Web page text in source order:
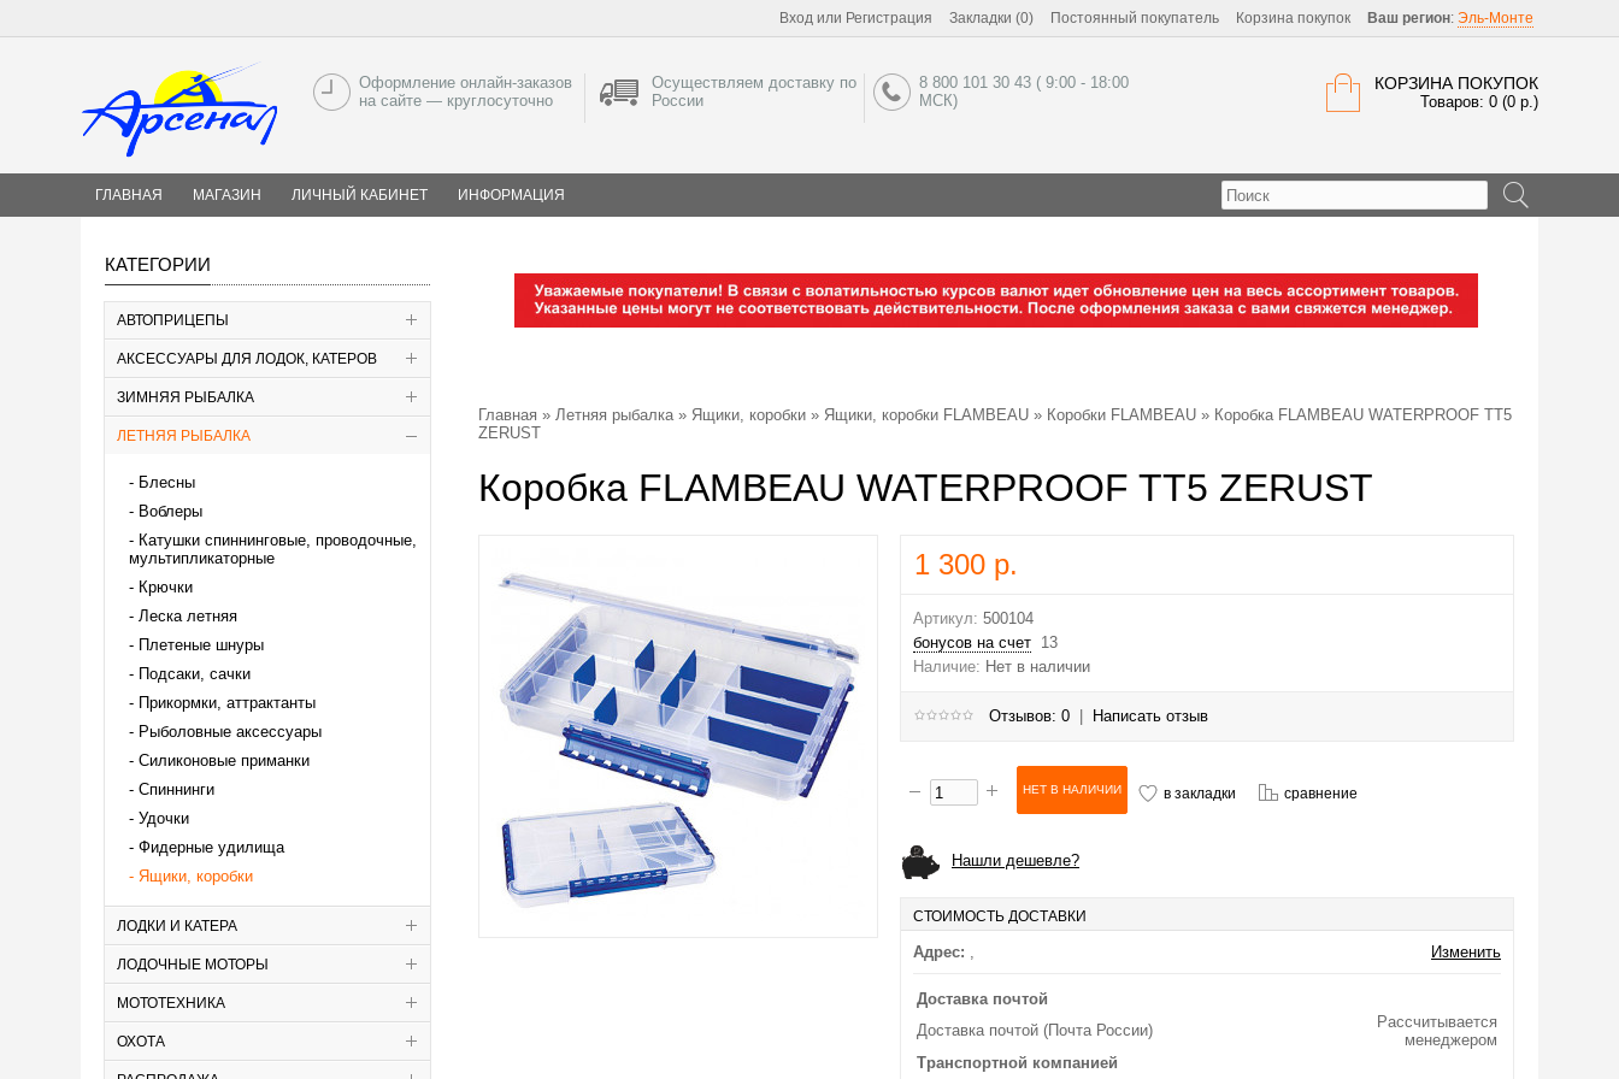
Вход или Регистрация Закладки (0) Постоянный покупатель Корзина покупок Ваш регион: Эль-Монте
КОРЗИНА ПОКУПОК
Товаров: 0 (0 р.)
Оформление онлайн-заказов
на сайте — круглосуточно
Осуществляем доставку по
России
8 800 101 30 43 ( 9:00 - 18:00
МСК)
ГЛАВНАЯ МАГАЗИН ЛИЧНЫЙ КАБИНЕТ ИНФОРМАЦИЯ
КАТЕГОРИИ
АВТОПРИЦЕПЫ
АКСЕССУАРЫ ДЛЯ ЛОДОК, КАТЕРОВ
ЗИМНЯЯ РЫБАЛКА
ЛЕТНЯЯ РЫБАЛКА
Блесны
Воблеры
Катушки спиннинговые, проводочные,
мультипликаторные
Крючки
Леска летняя
Плетеные шнуры
Подсаки, сачки
Прикормки, аттрактанты
Рыболовные аксессуары
Силиконовые приманки
Спиннинги
Удочки
Фидерные удилища
Ящики, коробки
ЛОДКИ И КАТЕРА
ЛОДОЧНЫЕ МОТОРЫ
МОТОТЕХНИКА
ОХОТА
Главная » Летняя рыбалка» Ящики, коробки » Ящики, коробки FLAMBEAU » Коробки FLAMBEAU » Коробка FLAMBEAU WATERPROOF TT5
ZERUST
Коробка FLAMBEAU WATERPROOF TT5 ZERUST
1 300 р.
Артикул: 500104
бонусов на счет 13
Наличие: Нет в наличии
Отзывов: 0 Написать отзыв
в закладки сравнение
Нашли дешевле?
СТОИМОСТЬ ДОСТАВКИ
Адрес: , Изменить
Доставка почтой
Доставка почтой (Почта России)
Рассчитывается
менеджером
Транспортной компанией